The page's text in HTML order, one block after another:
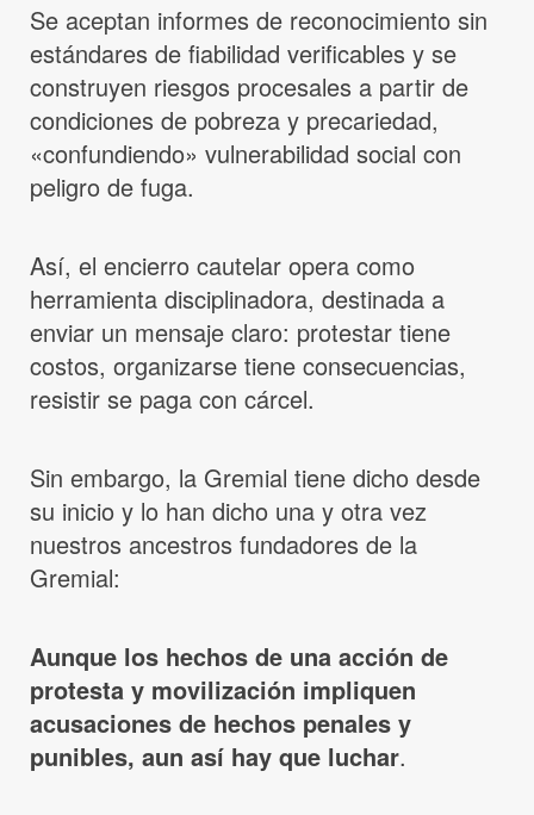
Se aceptan informes de reconocimiento sin
estándares de fiabilidad verificables y se
construyen riesgos procesales a partir de
condiciones de pobreza y precariedad,
«confundiendo» vulnerabilidad social con
peligro de fuga.
Así, el encierro cautelar opera como
herramienta disciplinadora, destinada a
enviar un mensaje claro: protestar tiene
costos, organizarse tiene consecuencias,
resistir se paga con cárcel.
Sin embargo, la Gremial tiene dicho desde
su inicio y lo han dicho una y otra vez
nuestros ancestros fundadores de la
Gremial:
Aunque los hechos de una acción de
protesta y movilización impliquen
acusaciones de hechos penales y
punibles, aun así hay que luchar.